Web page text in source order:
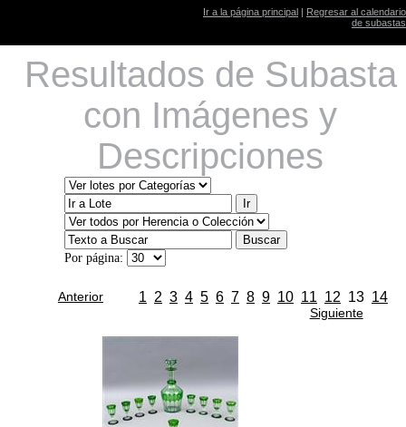
Ir a la página principal | Regresar al calendario
de subastas
Resultados de Subasta
con Imágenes y
Descripciones
Por página:
Anterior 1 2 3 4 5 6 7 8 9 10 11 12 13 14
Siguiente